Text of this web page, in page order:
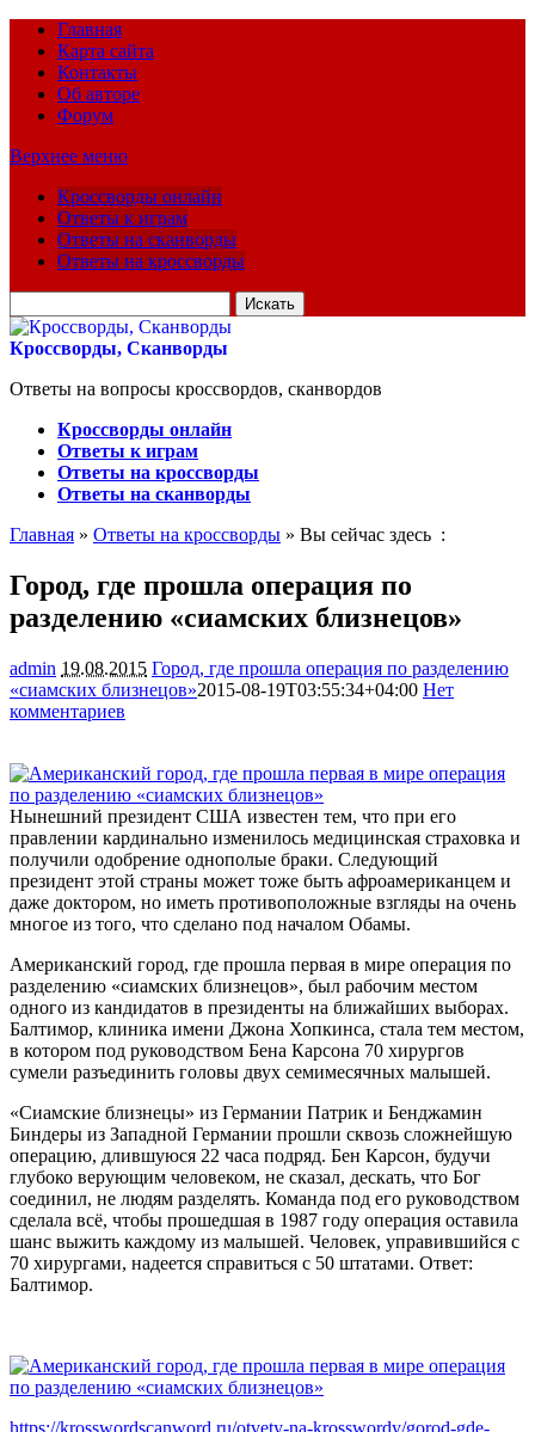
Главная
Карта сайта
Контакты
Об авторе
Форум
Верхнее меню
Кроссворды онлайн
Ответы к играм
Ответы на сканворды
Ответы на кроссворды
для:
Кроссворды, Сканворды
Ответы на вопросы кроссвордов, сканвордов
Кроссворды онлайн
Ответы к играм
Ответы на кроссворды
Ответы на сканворды
Главная » Ответы на кроссворды » Вы сейчас здесь :
Город, где прошла операция по
разделению «сиамских близнецов»
admin 19.08.2015 Город, где прошла операция по разделению
«сиамских близнецов»2015-08-19T03:55:34+04:00 Нет
комментариев
Нынешний президент США известен тем, что при его
правлении кардинально изменилось медицинская страховка и
получили одобрение однополые браки. Следующий
президент этой страны может тоже быть афроамериканцем и
даже доктором, но иметь противоположные взгляды на очень
многое из того, что сделано под началом Обамы.
Американский город, где прошла первая в мире операция по
разделению «сиамских близнецов», был рабочим местом
одного из кандидатов в президенты на ближайших выборах.
Балтимор, клиника имени Джона Хопкинса, стала тем местом,
в котором под руководством Бена Карсона 70 хирургов
сумели разъединить головы двух семимесячных малышей.
«Сиамские близнецы» из Германии Патрик и Бенджамин
Биндеры из Западной Германии прошли сквозь сложнейшую
операцию, длившуюся 22 часа подряд. Бен Карсон, будучи
глубоко верующим человеком, не сказал, дескать, что Бог
соединил, не людям разделять. Команда под его руководством
сделала всё, чтобы прошедшая в 1987 году операция оставила
шанс выжить каждому из малышей. Человек, управившийся с
70 хирургами, надеется справиться с 50 штатами. Ответ:
Балтимор.
https://krosswordscanword.ru/otvety-na-krosswordy/gorod-gde-